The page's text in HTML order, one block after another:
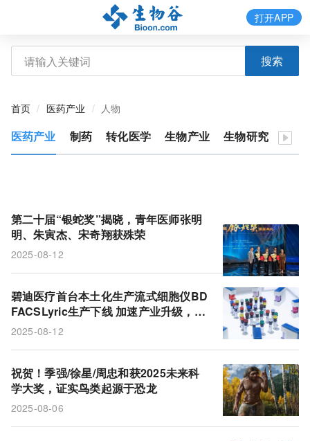
搜索
打开APP
首页 医药产业 人物
医药产业 制药 转化医学 生物产业 生物研究 医疗
第二十届“银蛇奖”揭晓，青年医师张明
明、朱寅杰、宋奇翔获殊荣
2025-08-12
碧迪医疗首台本土化生产流式细胞仪BD
FACSLyric生产下线 加速产业升级，驱
动流式细胞术自动化、标准化、智能化
2025-08-12
祝贺！季强/徐星/周忠和获2025未来科
学大奖，证实鸟类起源于恐龙
2025-08-06